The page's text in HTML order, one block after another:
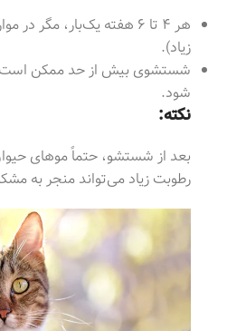
هر ۴ تا ۶ هفته یک‌بار، مگر
زیاد).
شستشوی بیش از حد ممکن
شود.
نکته:
بعد از شستشو، حتماً موهای
رطوبت زیاد می‌تواند منجر به